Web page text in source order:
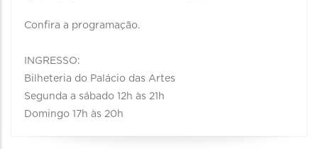
Confira a programação.
INGRESSO:
Bilheteria do Palácio das Artes
Segunda a sábado 12h às 21h
Domingo 17h às 20h